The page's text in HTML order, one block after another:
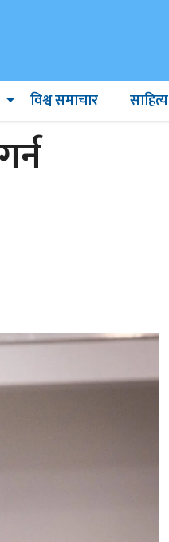
विश्व समाचार साहित्य